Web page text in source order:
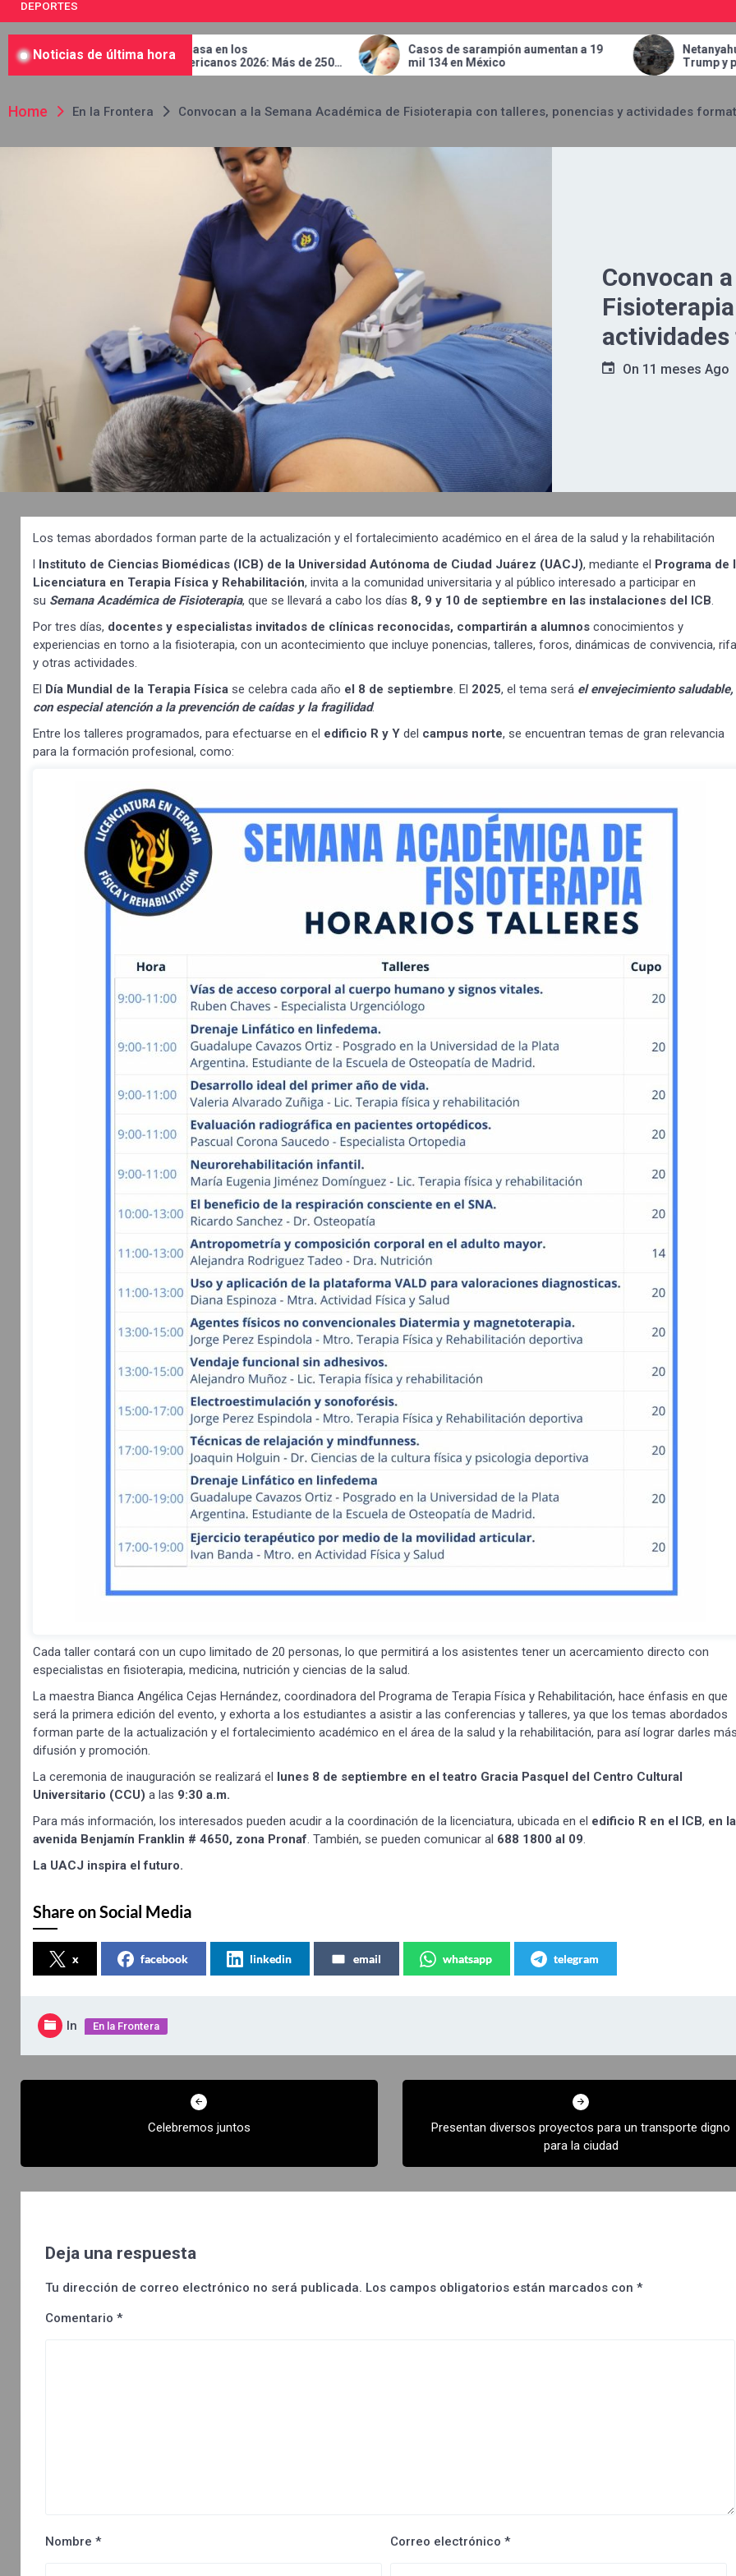
DEPORTES
Noticias de última hora
arrasa en los
2026: Más de 250
y busca récord
Casos de sarampión aumentan a 19
mil 134 en México
Netanyahu admite discrepancias
Trump y pone condiciones para
tropas de Gaza
Home En la Frontera Convocan a la Semana Académica de Fisioterapia con talleres, ponencias y actividades
Convocan
On 11 meses Ago
Los temas abordados forman parte de la actualización y el fortalecimiento académico en el área de la salud y la rehabilitación
l Instituto de Ciencias Biomédicas (ICB) de la Universidad Autónoma de Ciudad Juárez (UACJ), mediante el Programa de
Licenciatura en Terapia Física y Rehabilitación, invita a la comunidad universitaria y al público interesado a participar en
su Semana Académica de Fisioterapia, que se llevará a cabo los días 8, 9 y 10 de septiembre en las instalaciones del ICB.
Por tres días, docentes y especialistas invitados de clínicas reconocidas, compartirán a alumnos conocimientos y
experiencias en torno a la fisioterapia, con un acontecimiento que incluye ponencias, talleres, foros, dinámicas de convivencia,
y otras actividades.
El Día Mundial de la Terapia Física se celebra cada año el 8 de septiembre. El 2025, el tema será el envejecimiento saludable,
con especial atención a la prevención de caídas y la fragilidad.
Entre los talleres programados, para efectuarse en el edificio R y Y del campus norte, se encuentran temas de gran relevancia
para la formación profesional, como:
Cada taller contará con un cupo limitado de 20 personas, lo que permitirá a los asistentes tener un acercamiento directo con
especialistas en fisioterapia, medicina, nutrición y ciencias de la salud.
La maestra Bianca Angélica Cejas Hernández, coordinadora del Programa de Terapia Física y Rehabilitación, hace énfasis en que
será la primera edición del evento, y exhorta a los estudiantes a asistir a las conferencias y talleres, ya que los temas abordados
forman parte de la actualización y el fortalecimiento académico en el área de la salud y la rehabilitación, para así lograr darles
difusión y promoción.
La ceremonia de inauguración se realizará el lunes 8 de septiembre en el teatro Gracia Pasquel del Centro Cultural
Universitario (CCU) a las 9:30 a.m.
Para más información, los interesados pueden acudir a la coordinación de la licenciatura, ubicada en el edificio R en el ICB, en la
avenida Benjamín Franklin # 4650, zona Pronaf. También, se pueden comunicar al 688 1800 al 09.
La UACJ inspira el futuro.
Share on Social Media
x facebook linkedin email whatsapp telegram
In En la Frontera
Navegación
Celebremos juntos
Presentan diversos proyectos para un transporte digno
para la ciudad
Deja una respuesta
Tu dirección de correo electrónico no será publicada. Los campos obligatorios están marcados con *
Comentario *
Nombre * Correo electrónico *